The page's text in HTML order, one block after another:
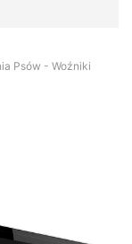
Psów - Woźniki